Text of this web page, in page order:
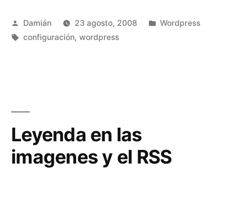
Publicado
por
Damián 23 agosto, 2008
Publicado
Wordpress
Etiquetas:
configuración, wordpress
Leyenda en las
imagenes y el RSS